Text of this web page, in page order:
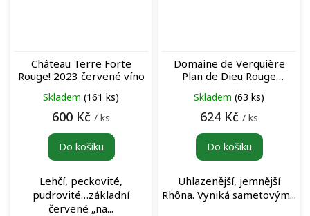
Château Terre Forte
Rouge! 2023 červené víno
Skladem (161 ks)
600 Kč / ks
Do košíku
Lehčí, peckovité,
pudrovité…základní
červené „na...
Domaine de Verquière
Plan de Dieu Rouge
Skladem (63 ks)
624 Kč / ks
Do košíku
Uhlazenější, jemnější
Rhôna. Vyniká sametovým...